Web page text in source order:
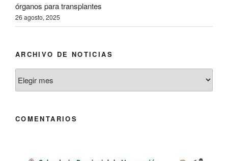
órganos para transplantes
26 agosto, 2025
ARCHIVO DE NOTICIAS
de
COMENTARIOS